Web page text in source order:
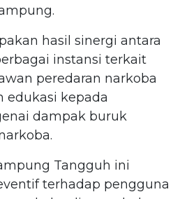
hasil sinergi antara
instansi terkait
peredaran narkoba
edukasi kepada
dampak buruk
Tangguh ini
terhadap pengguna